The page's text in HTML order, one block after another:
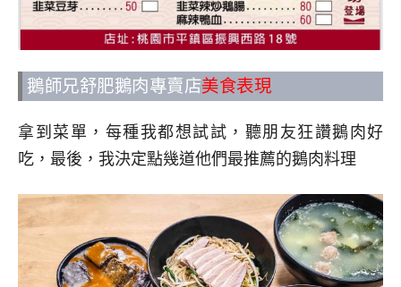
鵝師兄舒肥鵝肉專賣店美食表現
拿到菜單，每種我都想試試，聽朋友狂讚鵝肉好
吃，最後，我決定點幾道他們最推薦的鵝肉料理